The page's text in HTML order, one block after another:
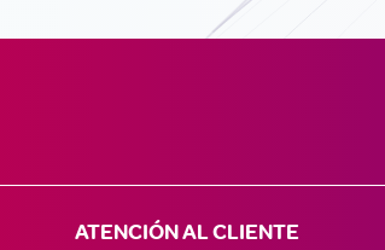
ATENCIÓN AL CLIENTE